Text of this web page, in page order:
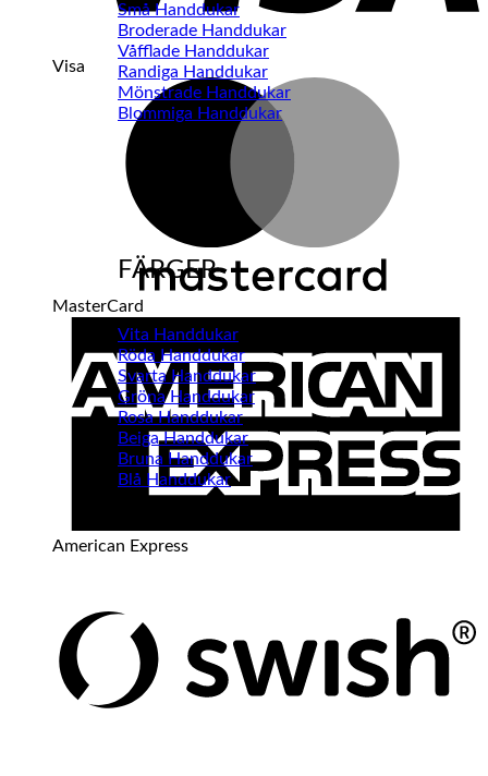
Visa
MasterCard
American Express
Små Handdukar
Broderade Handdukar
Våfflade Handdukar
Randiga Handdukar
Mönstrade Handdukar
Blommiga Handdukar
FÄRGER
Vita Handdukar
Röda Handdukar
Svarta Handdukar
Gröna Handdukar
Rosa Handdukar
Beiga Handdukar
Bruna Handdukar
Blå Handdukar